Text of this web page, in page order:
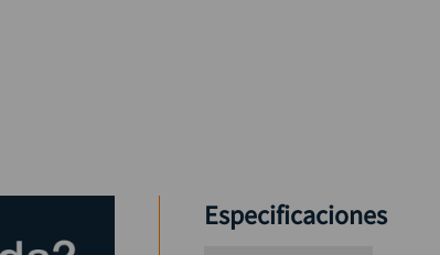
Especificaciones